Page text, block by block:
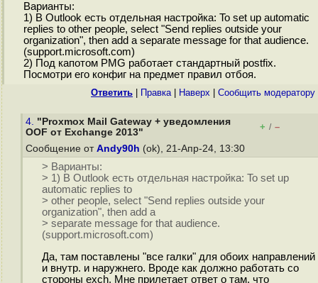
Варианты:
1) В Outlook есть отдельная настройка: To set up automatic
replies to other people, select "Send replies outside your
organization", then add a separate message for that audience.
(support.microsoft.com)
2) Под капотом PMG работает стандартный postfix.
Посмотри его конфиг на предмет правил отбоя.
Ответить Правка| Наверх Cообщить модератору
4. "Proxmox Mail Gateway + уведомления
OOF от Exchange 2013"
+ / –
Сообщение от Andy90h (ok), 21-Апр-24, 13:30
> Варианты:
> 1) В Outlook есть отдельная настройка: To set up
automatic replies to
> other people, select "Send replies outside your
organization", then add a
> separate message for that audience.
(support.microsoft.com)
Да, там поставлены "все галки" для обоих направлений
и внутр. и наружнего. Вроде как должно работать со
стороны exch. Мне прилетает ответ о там, что